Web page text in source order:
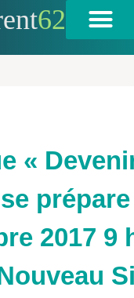
62
«
prépare
2017 9